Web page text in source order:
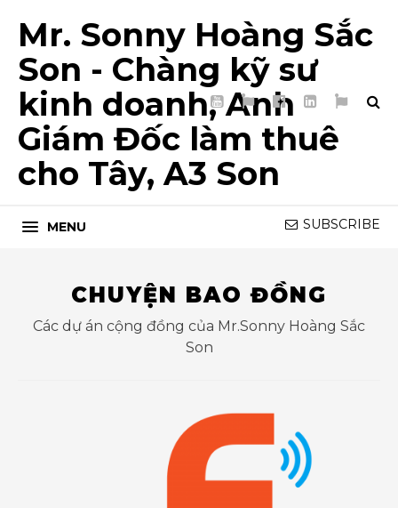
YouTube
TikTokFacebookLinkedIn
My
Mr. Sonny Hoàng Sắc
Son - Chàng kỹ sư
kinh doanh, Anh
Giám Đốc làm thuê
cho Tây, A3 Son
MENU SUBSCRIBE
CHUYỆN BAO ĐỒNG
Các dự án cộng đồng của Mr.Sonny Hoàng Sắc
Son